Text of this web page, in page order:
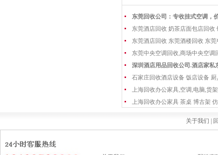
东莞回收公司：专收挂式空调，
东莞酒店回收 奶茶店面包店回收
东莞酒店回收 东莞酒楼回收 东
东莞中央空调回收,商场中央空调
深圳酒店用品回收公司.酒店家私
石家庄回收酒店设备 饭店设备 厨
上海回收办公家具,空调,电脑,货
上海回收办公家具 茶桌 博古架
关于我们 |